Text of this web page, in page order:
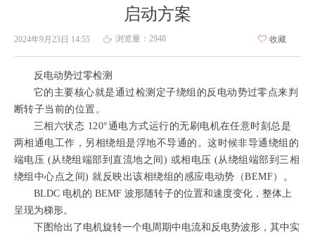
启动方案
反电动势过零检测
它的主要核心就是通过检测定子绕组的反电动势过零点来判
断转子当前的位置。
三相六状态 120°通电方式运行的无刷电机在任意时刻总是
两相通电工作，另相绕组是浮地不导通的。这时候非导通绕组的
端电压 (从绕组端部到直流地之间) 或相电压 (从绕组端部到三相
绕组中心点之间) 就反映出该相绕组的感应电动势（BEMF）。
BLDC 电机的 BEMF 波形随转子的位置和速度变化，整体上
呈现为梯形。
下图给出了电机旋转一个电周期中电流和反电势波形，其中实
2024年9月23日 14:55 ꄘ 浏览量： 2948 ꄀ 收藏